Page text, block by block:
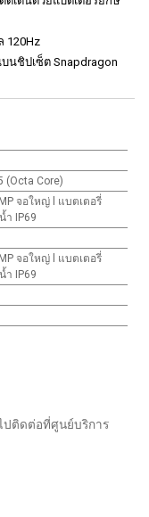
120Hz
นชิปเซ็ต Snapdragon
(Octa Core)
จอใหญ่ l แบตเตอรี่
ำ IP69
จอใหญ่ l แบตเตอรี่
ำ IP69
ปติดต่อที่ศูนย์บริการ